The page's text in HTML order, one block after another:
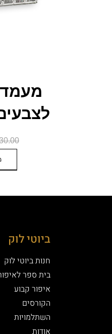
מעמד
לצבעים 24
ביוטי לוק
חנות ביוטי לוק
בית ספר
איפור קבוע
הקורסים
השתלמויות
אודות